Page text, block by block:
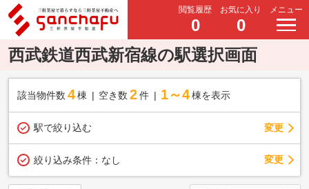
閲覧履歴
0
お気に入り
0
メニュー
西武鉄道西武新宿線の駅選択画面
該当物件数 4棟 空き数 2 件 1～4 棟を表示
駅で絞り込む 変更
絞り込み条件： なし 変更